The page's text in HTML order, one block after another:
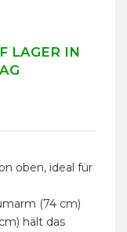
LAGER IN
oben, ideal für
(74 cm)
hält das